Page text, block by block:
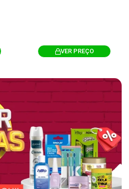
VER PREÇO